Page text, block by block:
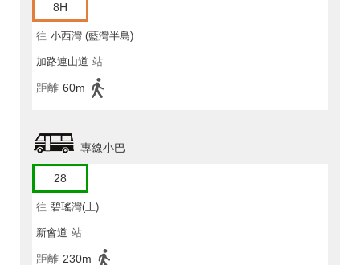
8H
往 小西灣 (藍灣半島)
加路連山道 站
距離 60m
專線小巴
28
往 碧瑤灣(上)
新會道 站
距離 230m